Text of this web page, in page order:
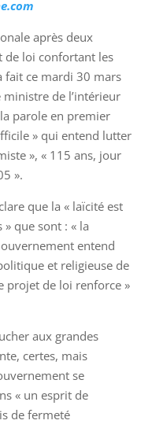
après deux
de loi confortant les
fait ce mardi 30 mars
ministre de l’intérieur
parole en premier
» qui entend lutter
», « 115 ans, jour
».
que la « laïcité est
que sont : « la
entend
et religieuse de
projet de loi renforce »
aux grandes
certes, mais
se
« un esprit de
de fermeté